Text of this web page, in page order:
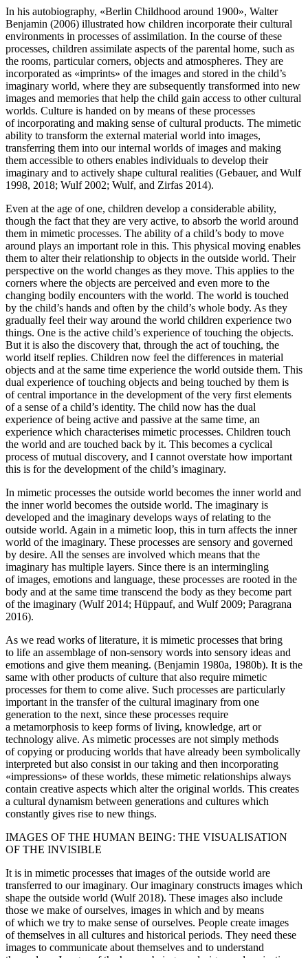
In his autobiography, «Berlin Childhood around 1900», Walter
Benjamin (2006) illustrated how children incorporate their cultural
environments in processes of assimilation. In the course of these
processes, children assimilate aspects of the parental home, such as
the rooms, particular corners, objects and atmospheres. They are
incorporated as «imprints» of the images and stored in the child’s
imaginary world, where they are subsequently transformed into new
images and memories that help the child gain access to other cultural
worlds. Culture is handed on by means of these processes
of incorporating and making sense of cultural products. The mimetic
ability to transform the external material world into images,
transferring them into our internal worlds of images and making
them accessible to others enables individuals to develop their
imaginary and to actively shape cultural realities (Gebauer, and Wulf
1998, 2018; Wulf 2002; Wulf, and Zirfas 2014).
Even at the age of one, children develop a considerable ability,
though the fact that they are very active, to absorb the world around
them in mimetic processes. The ability of a child’s body to move
around plays an important role in this. This physical moving enables
them to alter their relationship to objects in the outside world. Their
perspective on the world changes as they move. This applies to the
corners where the objects are perceived and even more to the
changing bodily encounters with the world. The world is touched
by the child’s hands and often by the child’s whole body. As they
gradually feel their way around the world children experience two
things. One is the active child’s experience of touching the objects.
But it is also the discovery that, through the act of touching, the
world itself replies. Children now feel the differences in material
objects and at the same time experience the world outside them. This
dual experience of touching objects and being touched by them is
of central importance in the development of the very first elements
of a sense of a child’s identity. The child now has the dual
experience of being active and passive at the same time, an
experience which characterises mimetic processes. Children touch
the world and are touched back by it. This becomes a cyclical
process of mutual discovery, and I cannot overstate how important
this is for the development of the child’s imaginary.
In mimetic processes the outside world becomes the inner world and
the inner world becomes the outside world. The imaginary is
developed and the imaginary develops ways of relating to the
outside world. Again in a mimetic loop, this in turn affects the inner
world of the imaginary. These processes are sensory and governed
by desire. All the senses are involved which means that the
imaginary has multiple layers. Since there is an intermingling
of images, emotions and language, these processes are rooted in the
body and at the same time transcend the body as they become part
of the imaginary (Wulf 2014; Hüppauf, and Wulf 2009; Paragrana
2016).
As we read works of literature, it is mimetic processes that bring
to life an assemblage of non-sensory words into sensory ideas and
emotions and give them meaning. (Benjamin 1980a, 1980b). It is the
same with other products of culture that also require mimetic
processes for them to come alive. Such processes are particularly
important in the transfer of the cultural imaginary from one
generation to the next, since these processes require
a metamorphosis to keep forms of living, knowledge, art or
technology alive. As mimetic processes are not simply methods
of copying or producing worlds that have already been symbolically
interpreted but also consist in our taking and then incorporating
«impressions» of these worlds, these mimetic relationships always
contain creative aspects which alter the original worlds. This creates
a cultural dynamism between generations and cultures which
constantly gives rise to new things.
IMAGES OF THE HUMAN BEING: THE VISUALISATION
OF THE INVISIBLE
It is in mimetic processes that images of the outside world are
transferred to our imaginary. Our imaginary constructs images which
shape the outside world (Wulf 2018). These images also include
those we make of ourselves, images in which and by means
of which we try to make sense of ourselves. People create images
of themselves in all cultures and historical periods. They need these
images to communicate about themselves and to understand